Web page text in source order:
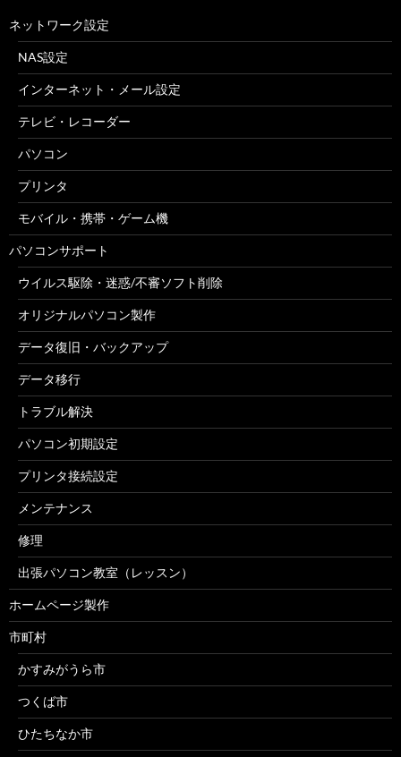
ネットワーク設定
NAS設定
インターネット・メール設定
テレビ・レコーダー
パソコン
プリンタ
モバイル・携帯・ゲーム機
パソコンサポート
ウイルス駆除・迷惑/不審ソフト削除
オリジナルパソコン製作
データ復旧・バックアップ
データ移行
トラブル解決
パソコン初期設定
プリンタ接続設定
メンテナンス
修理
出張パソコン教室（レッスン）
ホームページ製作
市町村
かすみがうら市
つくば市
ひたちなか市